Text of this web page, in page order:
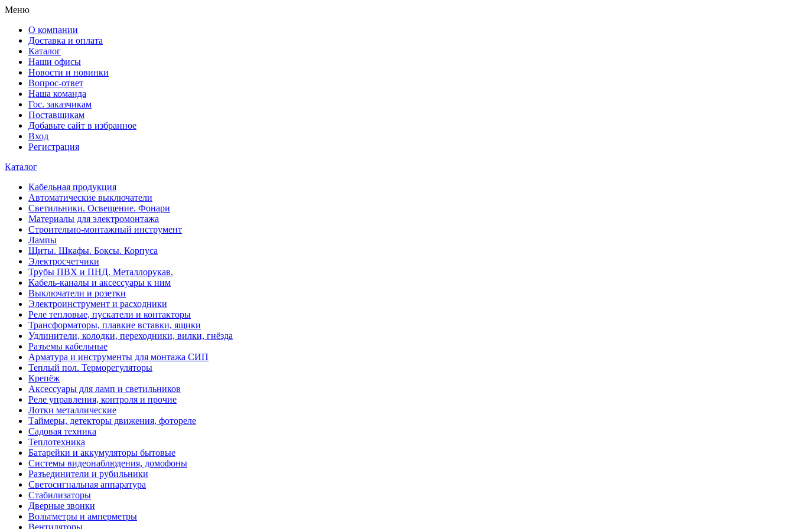
Меню
О компании
Доставка и оплата
Каталог
Наши офисы
Новости и новинки
Вопрос-ответ
Наша команда
Гос. заказчикам
Поставщикам
Добавьте сайт в избранное
Вход
Регистрация
Каталог
Кабельная продукция
Автоматические выключатели
Светильники. Освещение. Фонари
Материалы для электромонтажа
Строительно-монтажный инструмент
Лампы
Щиты. Шкафы. Боксы. Корпуса
Электросчетчики
Трубы ПВХ и ПНД. Металлорукав.
Кабель-каналы и аксессуары к ним
Выключатели и розетки
Электроинструмент и расходники
Реле тепловые, пускатели и контакторы
Трансформаторы, плавкие вставки, ящики
Удлинители, колодки, переходники, вилки, гнёзда
Разъемы кабельные
Арматура и инструменты для монтажа СИП
Теплый пол. Терморегуляторы
Крепёж
Аксессуары для ламп и светильников
Реле управления, контроля и прочие
Лотки металлические
Таймеры, детекторы движения, фотореле
Садовая техника
Теплотехника
Батарейки и аккумуляторы бытовые
Системы видеонаблюдения, домофоны
Разъединители и рубильники
Светосигнальная аппаратура
Стабилизаторы
Дверные звонки
Вольтметры и амперметры
Вентиляторы